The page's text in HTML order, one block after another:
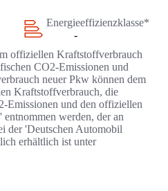
Energieeffizienzklasse*
-
offiziellen Kraftstoffverbrauch
CO2-Emissionen und
neuer Pkw können dem
Kraftstoffverbrauch, die
Emissionen und den offiziellen
werden, der an
der 'Deutschen Automobil
erhältlich ist unter